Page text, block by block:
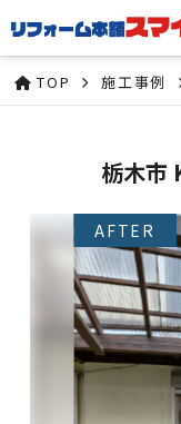
TOP 施工事例
栃木市